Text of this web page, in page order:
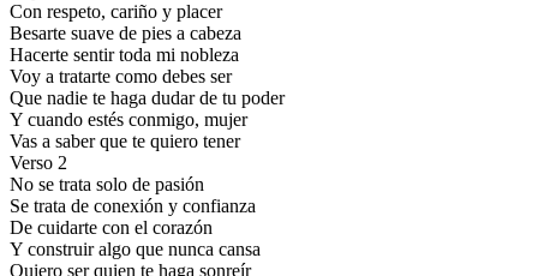
Con respeto, cariño y placer
Besarte suave de pies a cabeza
Hacerte sentir toda mi nobleza
Voy a tratarte como debes ser
Que nadie te haga dudar de tu poder
Y cuando estés conmigo, mujer
Vas a saber que te quiero tener
Verso 2
No se trata solo de pasión
Se trata de conexión y confianza
De cuidarte con el corazón
Y construir algo que nunca cansa
Quiero ser quien te haga sonreír